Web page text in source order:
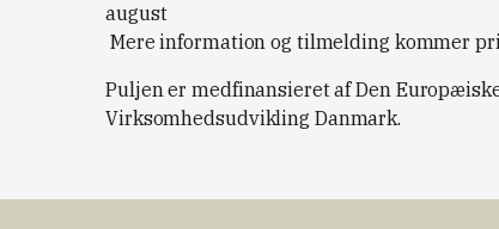
august
Mere information og tilmelding kommer
Puljen er medfinansieret af Den
Virksomhedsudvikling Danmark.